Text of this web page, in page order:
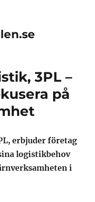
3PL –
på
erbjuder företag
logistikbehov
i